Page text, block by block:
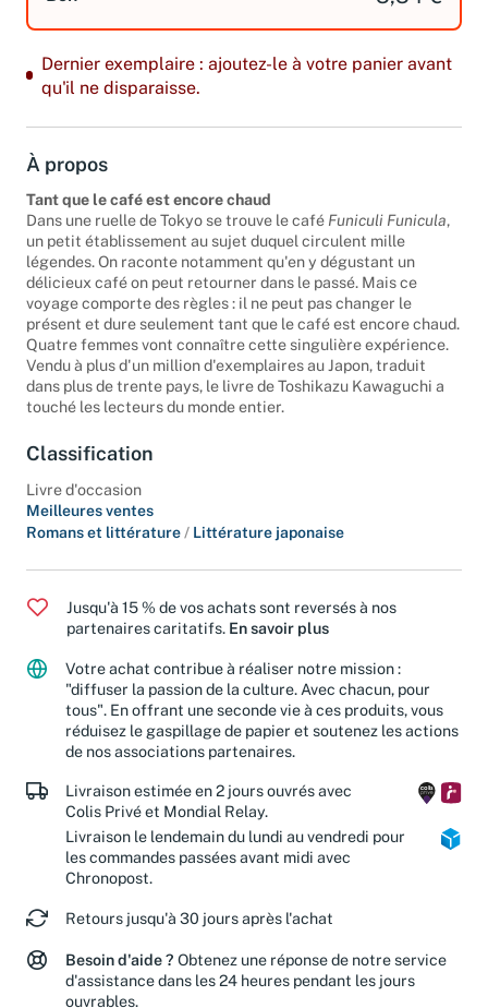
Dernier exemplaire : ajoutez-le à votre panier avant
qu'il ne disparaisse.
À propos
Tant que le café est encore chaud
Dans une ruelle de Tokyo se trouve le café Funiculi Funicula,
un petit établissement au sujet duquel circulent mille
légendes. On raconte notamment qu'en y dégustant un
délicieux café on peut retourner dans le passé. Mais ce
voyage comporte des règles : il ne peut pas changer le
présent et dure seulement tant que le café est encore chaud.
Quatre femmes vont connaître cette singulière expérience.
Vendu à plus d'un million d'exemplaires au Japon, traduit
dans plus de trente pays, le livre de Toshikazu Kawaguchi a
touché les lecteurs du monde entier.
Classification
Livre d'occasion
Meilleures ventes
Romans et littérature / Littérature japonaise
Jusqu'à 15 % de vos achats sont reversés à nos
partenaires caritatifs. En savoir plus
Votre achat contribue à réaliser notre mission :
"diffuser la passion de la culture. Avec chacun, pour
tous". En offrant une seconde vie à ces produits, vous
réduisez le gaspillage de papier et soutenez les actions
de nos associations partenaires.
Livraison estimée en 2 jours ouvrés avec
Colis Privé et Mondial Relay.
Livraison le lendemain du lundi au vendredi pour
les commandes passées avant midi avec
Chronopost.
Retours jusqu'à 30 jours après l'achat
Besoin d'aide ? Obtenez une réponse de notre service
d'assistance dans les 24 heures pendant les jours
ouvrables.